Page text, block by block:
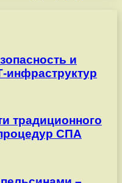
и
инфраструктур
традиционного
СПА